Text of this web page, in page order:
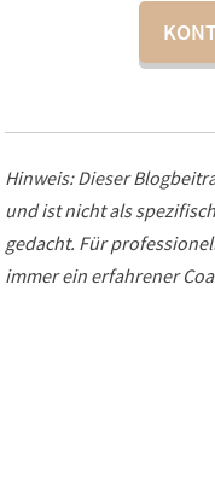
Hinweis: Dieser
und ist nicht als
gedacht. Für
immer ein erfahrener